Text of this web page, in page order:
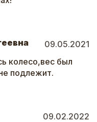
09.05.2021
колесо,вес был
подлежит.
09.02.2022